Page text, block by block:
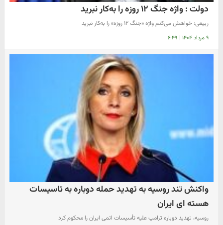
دولت : واژه جنگ ۱۲ روزه را به‌کار نبرید
ربیعی: خواهش می‌کنم واژه «جنگ ۱۲ روزه» را به‌کار نبرید
۹ مرداد ۱۴۰۴ | ۶:۴۹
واکنش تند روسیه به تهدید حمله دوباره به تاسیسات
هسته ای ایران
روسیه، تهدید دوباره ترامپ علیه تأسیسات اتمی ایران را محکوم کرد